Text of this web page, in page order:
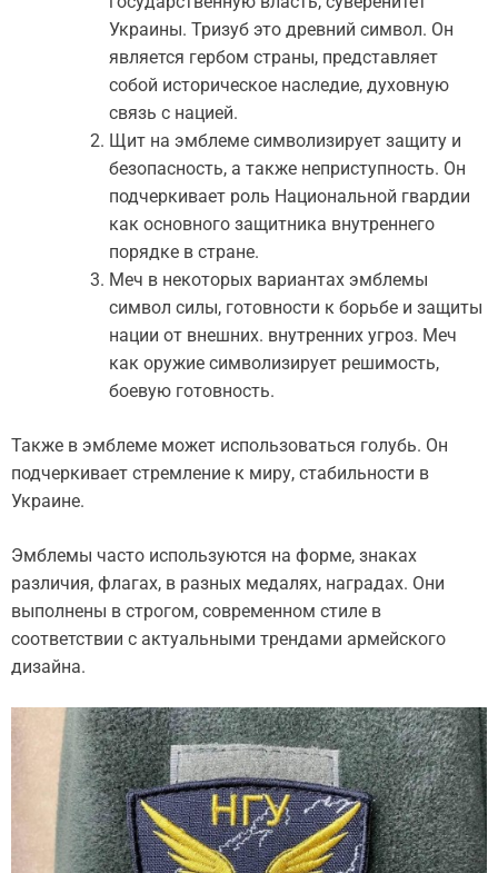
Украины. Тризуб это древний символ. Он
является гербом страны, представляет
собой историческое наследие, духовную
связь с нацией.
Щит на эмблеме символизирует защиту и
безопасность, а также неприступность. Он
подчеркивает роль Национальной гвардии
как основного защитника внутреннего
порядке в стране.
Меч в некоторых вариантах эмблемы
символ силы, готовности к борьбе и защиты
нации от внешних. внутренних угроз. Меч
как оружие символизирует решимость,
боевую готовность.
Также в эмблеме может использоваться голубь. Он
подчеркивает стремление к миру, стабильности в
Украине.
Эмблемы часто используются на форме, знаках
различия, флагах, в разных медалях, наградах. Они
выполнены в строгом, современном стиле в
соответствии с актуальными трендами армейского
дизайна.